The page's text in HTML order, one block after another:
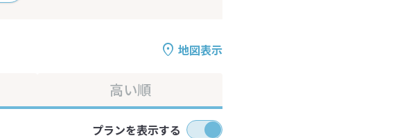
地図表示
高い順
プランを表示する